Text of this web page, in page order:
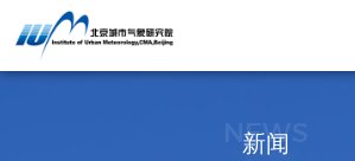
NEWS
新闻